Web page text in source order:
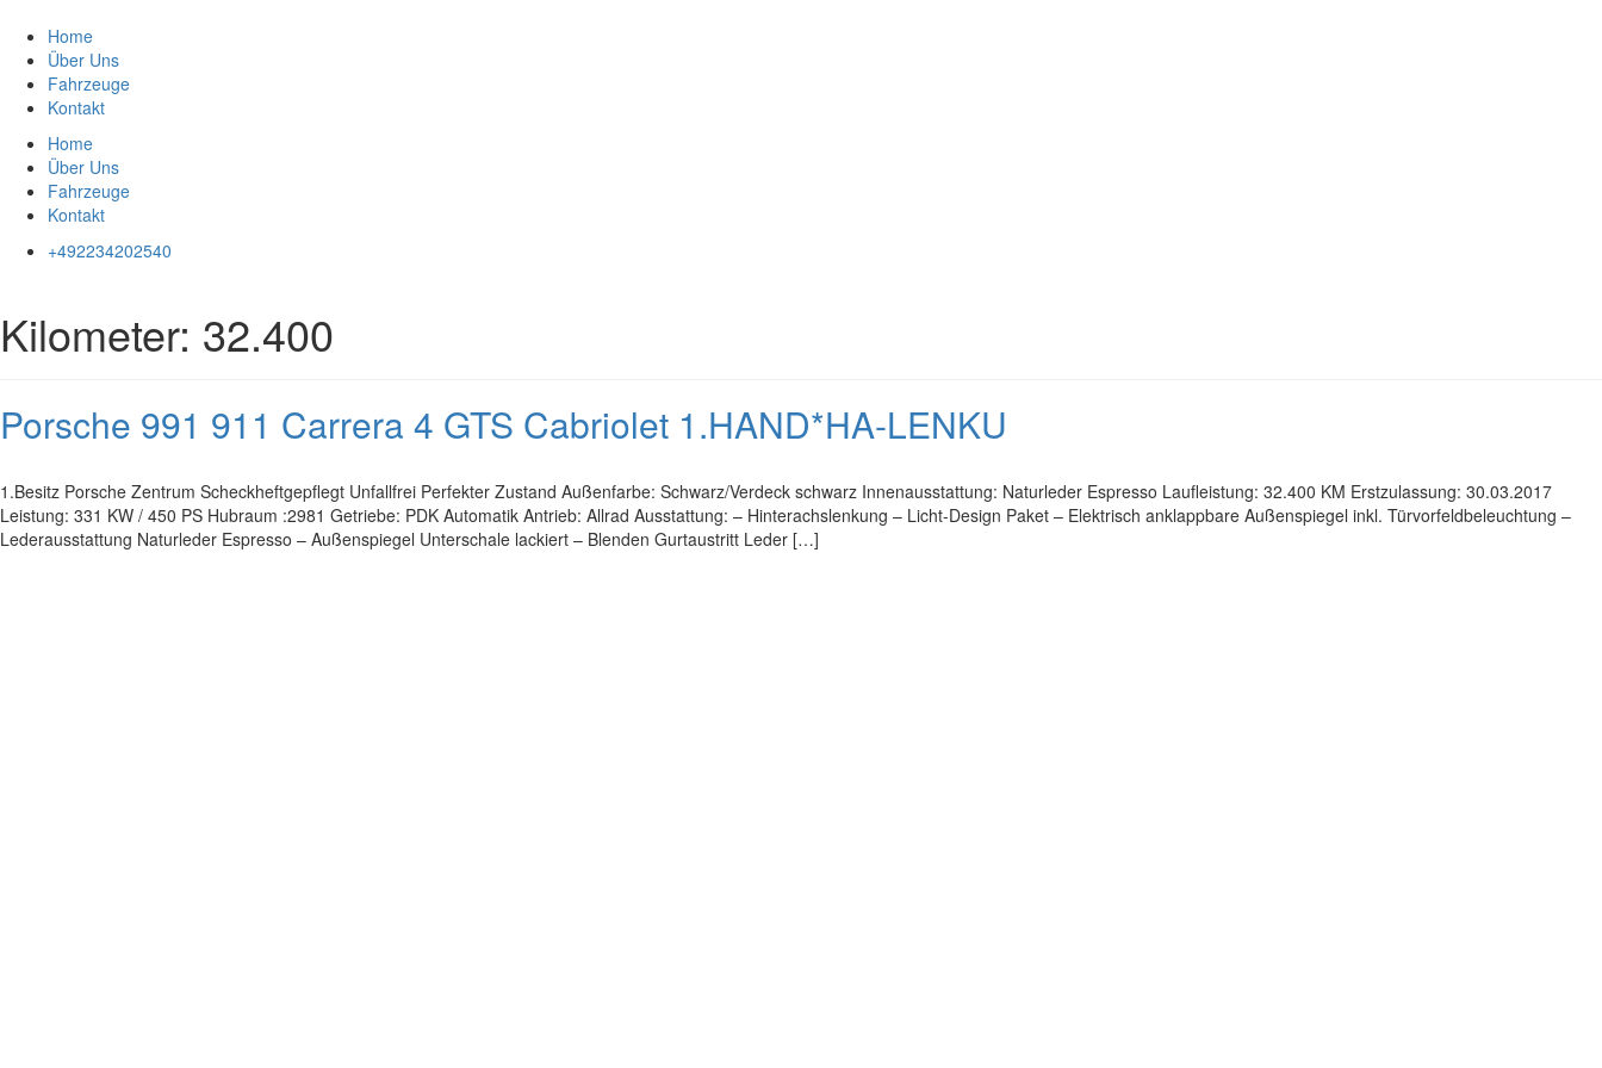
Inhalt
springen
Home
Über Uns
Fahrzeuge
Kontakt
Home
Über Uns
Fahrzeuge
Kontakt
+492234202540
Kilometer: 32.400
Porsche 991 911 Carrera 4 GTS Cabriolet 1.HAND*HA-LENKU
1.Besitz Porsche Zentrum Scheckheftgepflegt Unfallfrei Perfekter Zustand Außenfarbe: Schwarz/Verdeck schwarz Innenausstattung: Naturleder Espresso Laufleistung: 32.400 KM Erstzulassung: 30.03.2017
Leistung: 331 KW / 450 PS Hubraum :2981 Getriebe: PDK Automatik Antrieb: Allrad Ausstattung: – Hinterachslenkung – Licht-Design Paket – Elektrisch anklappbare Außenspiegel inkl. Türvorfeldbeleuchtung –
Lederausstattung Naturleder Espresso – Außenspiegel Unterschale lackiert – Blenden Gurtaustritt Leder […]